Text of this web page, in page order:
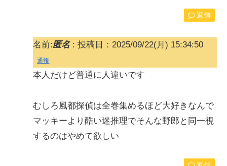
返信
名前:匿名: 投稿日：2025/09/22(月) 15:34:50
通報
本人だけど普通に人違いです
むしろ風都探偵は全巻集めるほど大好きなんで
マッキーより酷い迷推理でそんな野郎と同一視
するのはやめて欲しい